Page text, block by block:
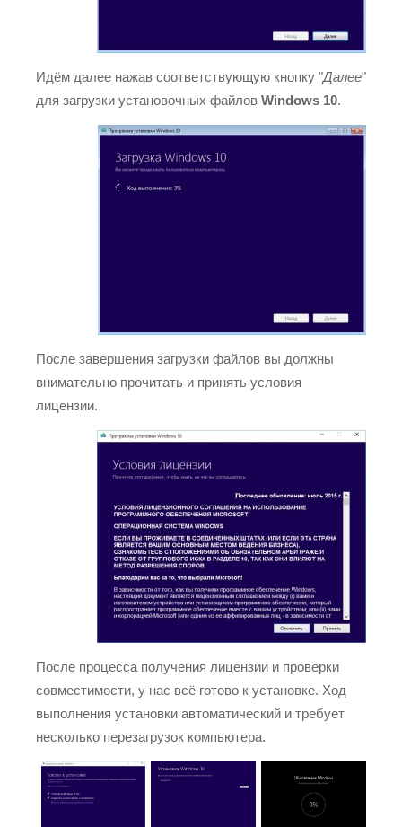
Идём далее нажав соответствующую кнопку "Далее"
для загрузки установочных файлов Windows 10.
После завершения загрузки файлов вы должны
внимательно прочитать и принять условия
лицензии.
После процесса получения лицензии и проверки
совместимости, у нас всё готово к установке. Ход
выполнения установки автоматический и требует
несколько перезагрузок компьютера.